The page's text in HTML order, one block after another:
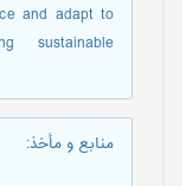
and adapt to
sustainable
منابع و مأخذ: